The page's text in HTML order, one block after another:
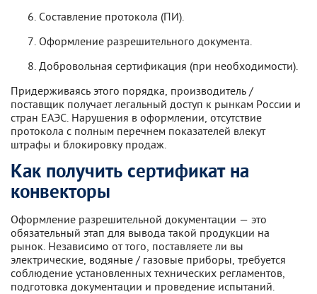
Составление протокола (ПИ).
Оформление разрешительного документа.
Добровольная сертификация (при необходимости).
Придерживаясь этого порядка, производитель /
поставщик получает легальный доступ к рынкам России и
стран ЕАЭС. Нарушения в оформлении, отсутствие
протокола с полным перечнем показателей влекут
штрафы и блокировку продаж.
Как получить сертификат на
конвекторы
Оформление разрешительной документации — это
обязательный этап для вывода такой продукции на
рынок. Независимо от того, поставляете ли вы
электрические, водяные / газовые приборы, требуется
соблюдение установленных технических регламентов,
подготовка документации и проведение испытаний.